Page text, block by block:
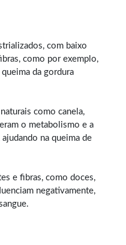
com baixo
como por exemplo,
da gordura
como canela,
o metabolismo e a
na queima de
e fibras, como doces,
negativamente,